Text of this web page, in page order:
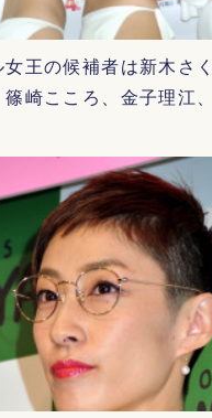
王の候補者は新木さ
篠崎こころ、金子理江